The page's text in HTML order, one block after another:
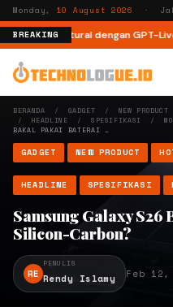
Monday, 10 August 2026 ·
BREAKING
Lebih Natural dengan GPT-Live
BERANDA / GADGET / NEW PRODUCT
/ HEADLINE / SPESIFIKASI /
BAKAL PAKAI BATERAI …
GADGET NEW PRODUCT
HEADLINE SPESIFIKASI
Samsung Galaxy
Silicon-Carbon?
RE
PENULIS
Rendy Islamy Feb 12,